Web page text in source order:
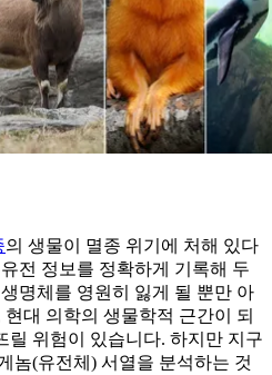
의 생물이 멸종 위기에 처해 있다
전 정보를 정확하게 기록해 두
명체를 영원히 잃게 될 뿐만 아
대 의학의 생물학적 근간이 되
릴 위험이 있습니다. 하지만 지구
놈(유전체) 서열을 분석하는 것